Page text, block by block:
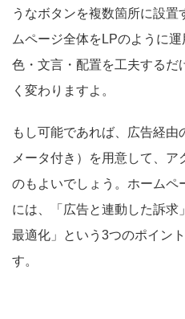
うなボタンを複数箇所に設
ムページ全体をLPのように
色・文言・配置を工夫するだ
く変わりますよ。
もし可能であれば、広告経
メータ付き）を用意して、ア
のもよいでしょう。ホームペ
には、「広告と連動した訴
最適化」という3つのポイン
す。